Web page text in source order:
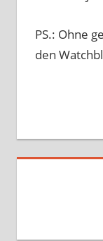
PS.: Ohne
den